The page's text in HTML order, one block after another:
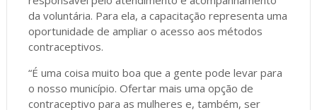
da voluntária. Para ela, a capacitação representa uma
oportunidade de ampliar o acesso aos métodos
contraceptivos.
“É uma coisa muito boa que a gente pode levar para
o nosso município. Ofertar mais uma opção de
contraceptivo para as mulheres e, também, ser